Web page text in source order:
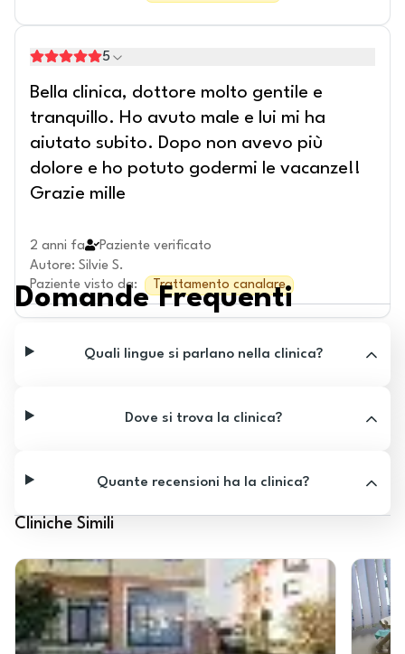
5
Bella clinica, dottore molto gentile e
tranquillo. Ho avuto male e lui mi ha
aiutato subito. Dopo non avevo più
dolore e ho potuto godermi le vacanze!!
Grazie mille
2 anni fa
Paziente verificato
Autore: Silvie S.
Paziente visto da: Trattamento canalare
Domande Frequenti
Quali lingue si parlano nella clinica?
Dove si trova la clinica?
Quante recensioni ha la clinica?
Cliniche Simili